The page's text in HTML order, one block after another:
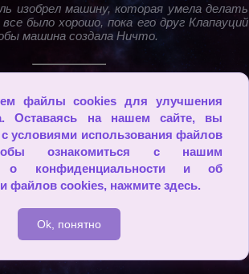
файлы cookies для улучшения
Оставаясь на нашем сайте, вы
с условиями использования файлов
ознакомиться с нашим
о конфиденциальности и об
файлов cookies, нажмите здесь.
Ok, понятно
изобрел машину, которая умела делать
было хорошо, пока его друг Клапауций
машина создала Ничто.
2009 - 2026